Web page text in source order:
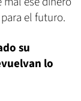
el futuro.
su
lo